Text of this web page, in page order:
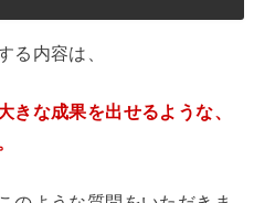
る内容は、
きな成果を出せるような、